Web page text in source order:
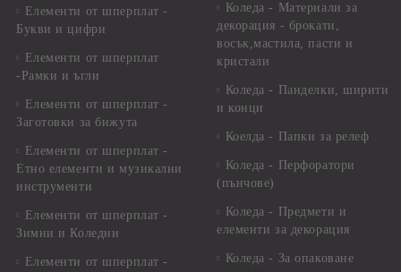
Елементи от шперплат -
Букви и цифри
Елементи от шперплат
-Рамки и ъгли
Елементи от шперплат -
Заготовки за бижута
Елементи от шперплат -
Етно елементи и музикални
инструменти
Елементи от шперплат -
Зимни и Коледни
Елементи от шперплат -
Коледа - Материали за
декорация - брокати,
восък,мастила, пасти и
кристали
Коледа - Панделки, ширити
и конци
Коелда - Папки за релеф
Коледа - Перфоратори
(пънчове)
Коледа - Предмети и
елементи за декорация
Коледа - За опаковане